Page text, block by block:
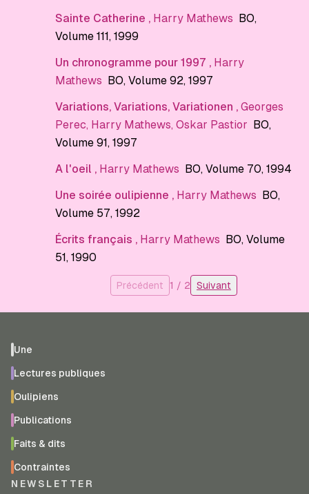
Sainte Catherine , Harry Mathews BO,
Volume 111, 1999
Un chronogramme pour 1997 , Harry
Mathews
BO, Volume 92, 1997
Variations, Variations, Variationen , Georges
Perec, Harry Mathews, Oskar Pastior BO,
Volume 91, 1997
A l'oeil , Harry Mathews BO, Volume 70, 1994
Une soirée oulipienne , Harry Mathews BO,
Volume 57, 1992
Écrits français , Harry Mathews BO, Volume
51, 1990
Précédent 1 / 2 Suivant
Une
Lectures publiques
Oulipiens
Publications
Faits & dits
Contraintes
NEWSLETTER